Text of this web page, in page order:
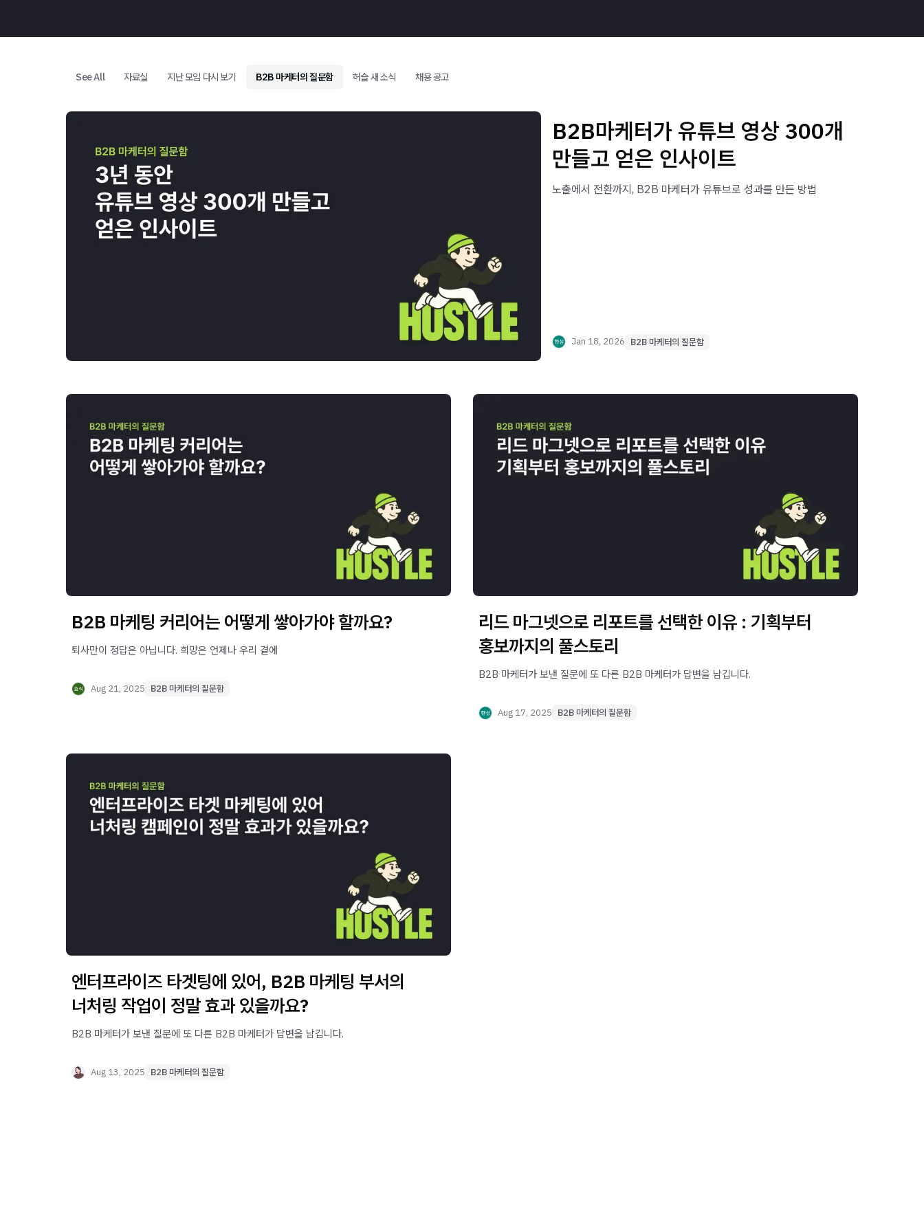
See All 자료실 지난 모임 다시 보기 B2B 마케터의 질문함 허슬 새 소식 채용 공고
B2B마케터가 유튜브 영상 300개
만들고 얻은 인사이트
노출에서 전환까지, B2B 마케터가 유튜브로 성과를 만든 방법
Jan 18, 2026 B2B 마케터의 질문함
B2B 마케팅 커리어는 어떻게 쌓아가야 할까요?
퇴사만이 정답은 아닙니다. 희망은 언제나 우리 곁에
Aug 21, 2025 B2B 마케터의 질문함
리드 마그넷으로 리포트를 선택한 이유 : 기획부터
홍보까지의 풀스토리
B2B 마케터가 보낸 질문에 또 다른 B2B 마케터가 답변을 남깁니다.
Aug 17, 2025 B2B 마케터의 질문함
엔터프라이즈 타겟팅에 있어, B2B 마케팅 부서의
너처링 작업이 정말 효과 있을까요?
B2B 마케터가 보낸 질문에 또 다른 B2B 마케터가 답변을 남깁니다.
Aug 13, 2025 B2B 마케터의 질문함